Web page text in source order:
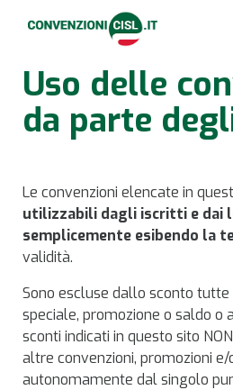
Uso delle
da parte
Le convenzioni elencate in
utilizzabili dagli iscritti e dai
semplicemente esibendo la
validità.
Sono escluse dallo sconto
speciale, promozione o saldo o
sconti indicati in questo sito
altre convenzioni, promozioni
autonomamente dal singolo